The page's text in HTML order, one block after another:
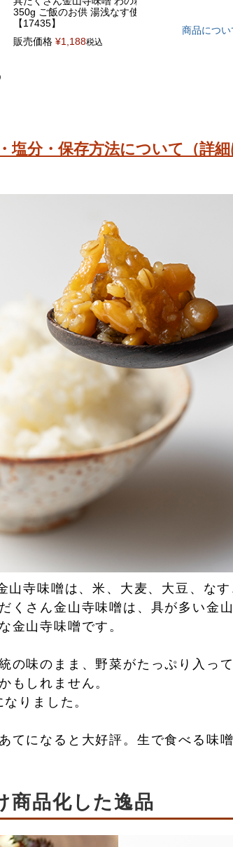
350g ご飯のお供 湯浅なす使用
【17435】
販売価格 ¥1,188税込
具がたっぷり
【湯浅なす使
商品につ
塩分・保存方法について（詳細
寺味噌は、米、大麦、大豆、な
くさん金山寺味噌は、具が多い金
金山寺味噌です。
の味のまま、野菜がたっぷり入って
もしれません。
りました。
てになると大好評。生で食べる味噌
商品化した逸品